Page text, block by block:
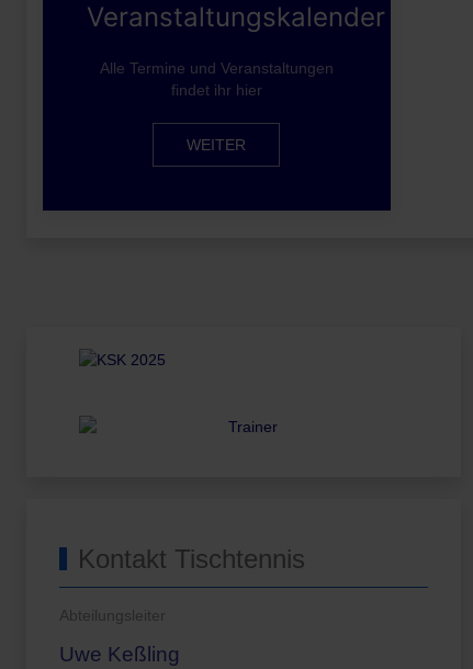
Veranstaltungskalender
Alle Termine und Veranstaltungen
findet ihr hier
WEITER
Kontakt Tischtennis
Abteilungsleiter
Uwe Keßling